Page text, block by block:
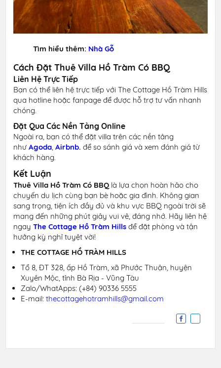
Tìm hiểu thêm: Nhà Gỗ
Cách Đặt Thuê Villa Hồ Tràm Có BBQ
Liên Hệ Trực Tiếp
Bạn có thể liên hệ trực tiếp với The Cottage Hồ Tràm Hills
qua hotline hoặc fanpage để được hỗ trợ tư vấn nhanh
chóng.
Đặt Qua Các Nền Tảng Online
Ngoài ra, bạn có thể đặt villa trên các nền tảng
nhưAgoda ,Airbnb. để so sánh giá và xem đánh giá từ
khách hàng.
Kết Luận
Thuê Villa Hồ Tràm Có BBQ là lựa chọn hoàn hảo cho
chuyến du lịch cùng bạn bè hoặc gia đình. Không gian
sang trọng, tiện ích đầy đủ và khu vực BBQ ngoài trời sẽ
mang đến những phút giây vui vẻ, đáng nhớ. Hãy liên hệ
ngayThe Cottage Hồ Tràm Hills để đặt phòng và tận
hưởng kỳ nghỉ tuyệt vời!
THE COTTAGE HỒ TRÀM HILLS
Tổ 8, ĐT 328, ấp Hồ Tràm, xã Phước Thuận, huyện
Xuyên Mộc, tỉnh Bà Rịa - Vũng Tàu
Zalo/WhatApps: (+84) 90336 5555
E-mail:thecottagehotramhills@gmail.com